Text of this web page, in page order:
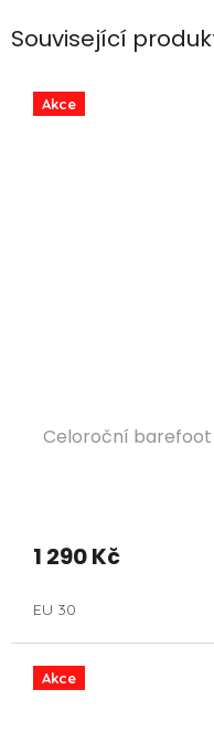
Související
Akce
Celoroční barefoot
1 290 Kč
EU 30
Akce